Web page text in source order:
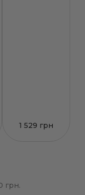
1 529 грн
грн.